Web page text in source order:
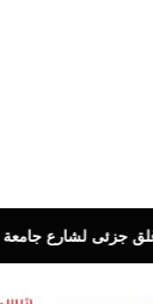
العربية بتقاطعه مع شارع